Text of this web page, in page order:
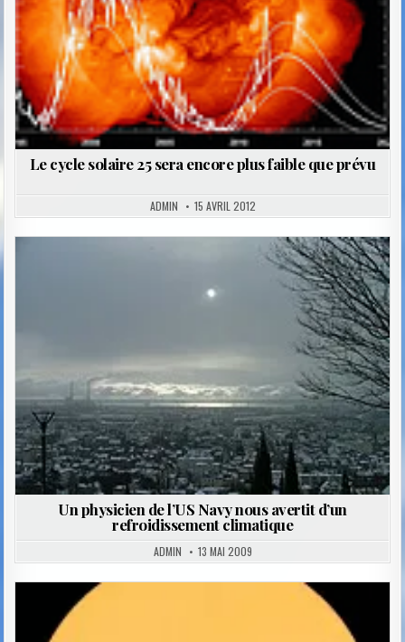
Le cycle solaire 25 sera encore plus faible que prévu
ADMIN 15 AVRIL 2012
Un physicien de l’US Navy nous avertit d’un
refroidissement climatique
ADMIN 13 MAI 2009